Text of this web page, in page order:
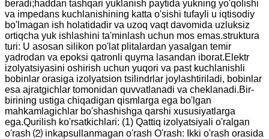
beradi;haddan tashqari yuklanish paytida yukning yo'qolishi
va impedans kuchlanishining katta o'sishi tufayli u iqtisodiy
bo'lmagan ish holatidadir va uzoq vaqt davomida uzluksiz
ortiqcha yuk ishlashini ta'minlash uchun mos emas.struktura
turi: U asosan silikon po'lat plitalardan yasalgan temir
yadrodan va epoksi qatronli quyma lasandan iborat.Elektr
izolyatsiyasini oshirish uchun yuqori va past kuchlanishli
bobinlar orasiga izolyatsion tsilindrlar joylashtiriladi, bobinlar
esa ajratgichlar tomonidan quvvatlanadi va cheklanadi.Bir-
birining ustiga chiqadigan qismlarga ega bo'lgan
mahkamlagichlar bo'shashishga qarshi xususiyatlarga
ega.Qurilish ko'rsatkichlari: (1) Qattiq izolyatsiyali o'ralgan
o'rash ⑵ inkapsullanmagan o'rash O'rash: Ikki o'rash orasida